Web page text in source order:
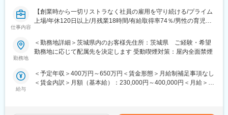
り、上流工程にも携われます。様々のな大手企業の最先端プロジ
ェクトに携わることができるので、製品・分野の垣根を越えて、
立しており、専任のキャリア担当や先輩と現状・未来の話ができ
ます。継続的な研修・支援制度があるので自分のキャリアにあっ
向を考慮し、エンジニアスペシャリスト、現場・請負マネジメン
ト、管理経営部門などのポジションを用意しています。
仕事内容
【創業時から一切リストラなく社員の雇用を守り続ける/プライム
上場/年休120日以上/月残業18時間/有給取得率74％/男性の育児・
■業務内容：
※あくまで想定の案件となります。
※ご経験・スキル・ご希望に合わせてアサイン先を決定いたしま
勤務地
＜勤務地詳細＞茨城県内のお客様先住所：茨城県 ご経験・希望
勤務地に応じて配属先を決定します 受動喫煙対策：屋内全面禁煙
給与
＜予定年収＞400万円～650万円＜賃金形態＞月給制補足事項なし
＜賃金内訳＞月額（基本給）：230,000円～400,000円＜月給＞